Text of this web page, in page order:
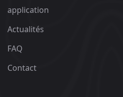
application
Actualités
FAQ
Contact